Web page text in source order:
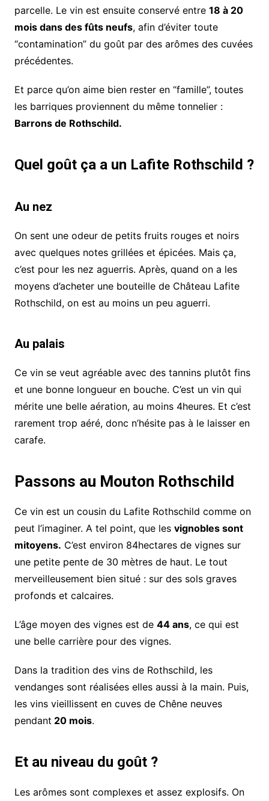
parcelle. Le vin est ensuite conservé entre 18 à 20
mois dans des fûts neufs, afin d’éviter toute
“contamination” du goût par des arômes des cuvées
précédentes.
Et parce qu’on aime bien rester en “famille”, toutes
les barriques proviennent du même tonnelier :
Barrons de Rothschild.
Quel goût ça a un Lafite Rothschild ?
Au nez
On sent une odeur de petits fruits rouges et noirs
avec quelques notes grillées et épicées. Mais ça,
c’est pour les nez aguerris. Après, quand on a les
moyens d’acheter une bouteille de Château Lafite
Rothschild, on est au moins un peu aguerri.
Au palais
Ce vin se veut agréable avec des tannins plutôt fins
et une bonne longueur en bouche. C’est un vin qui
mérite une belle aération, au moins 4heures. Et c’est
rarement trop aéré, donc n’hésite pas à le laisser en
carafe.
Passons au Mouton Rothschild
Ce vin est un cousin du Lafite Rothschild comme on
peut l’imaginer. A tel point, que les vignobles sont
mitoyens. C’est environ 84hectares de vignes sur
une petite pente de 30 mètres de haut. Le tout
merveilleusement bien situé : sur des sols graves
profonds et calcaires.
L’âge moyen des vignes est de 44 ans, ce qui est
une belle carrière pour des vignes.
Dans la tradition des vins de Rothschild, les
vendanges sont réalisées elles aussi à la main. Puis,
les vins vieillissent en cuves de Chêne neuves
pendant 20 mois.
Et au niveau du goût ?
Les arômes sont complexes et assez explosifs. On